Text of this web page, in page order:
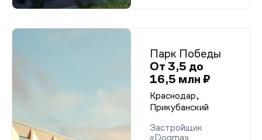
Парк Победы
От 3,5 до
16,5 млн ₽
Краснодар,
Прикубанский
Застройщик
«Dogma»